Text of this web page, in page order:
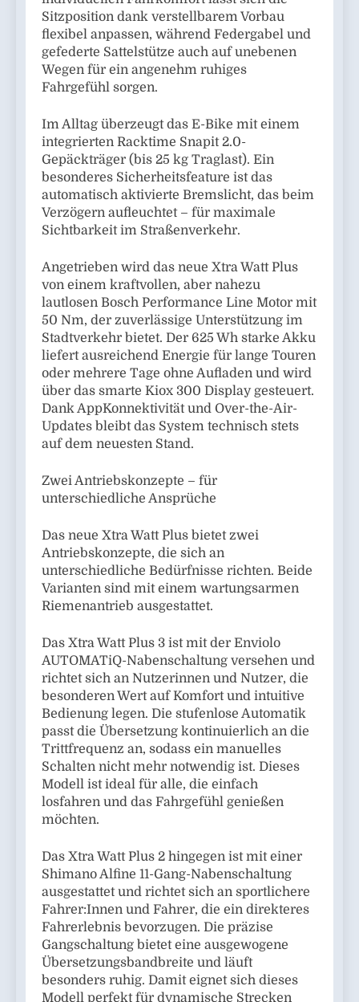
Sitzposition dank verstellbarem Vorbau
flexibel anpassen, während Federgabel und
gefederte Sattelstütze auch auf unebenen
Wegen für ein angenehm ruhiges
Fahrgefühl sorgen.
Im Alltag überzeugt das E-Bike mit einem
integrierten Racktime Snapit 2.0-
Gepäckträger (bis 25 kg Traglast). Ein
besonderes Sicherheitsfeature ist das
automatisch aktivierte Bremslicht, das beim
Verzögern aufleuchtet – für maximale
Sichtbarkeit im Straßenverkehr.
Angetrieben wird das neue Xtra Watt Plus
von einem kraftvollen, aber nahezu
lautlosen Bosch Performance Line Motor mit
50 Nm, der zuverlässige Unterstützung im
Stadtverkehr bietet. Der 625 Wh starke Akku
liefert ausreichend Energie für lange Touren
oder mehrere Tage ohne Aufladen und wird
über das smarte Kiox 300 Display gesteuert.
Dank AppKonnektivität und Over-the-Air-
Updates bleibt das System technisch stets
auf dem neuesten Stand.
Zwei Antriebskonzepte – für
unterschiedliche Ansprüche
Das neue Xtra Watt Plus bietet zwei
Antriebskonzepte, die sich an
unterschiedliche Bedürfnisse richten. Beide
Varianten sind mit einem wartungsarmen
Riemenantrieb ausgestattet.
Das Xtra Watt Plus 3 ist mit der Enviolo
AUTOMATiQ-Nabenschaltung versehen und
richtet sich an Nutzerinnen und Nutzer, die
besonderen Wert auf Komfort und intuitive
Bedienung legen. Die stufenlose Automatik
passt die Übersetzung kontinuierlich an die
Trittfrequenz an, sodass ein manuelles
Schalten nicht mehr notwendig ist. Dieses
Modell ist ideal für alle, die einfach
losfahren und das Fahrgefühl genießen
möchten.
Das Xtra Watt Plus 2 hingegen ist mit einer
Shimano Alfine 11-Gang-Nabenschaltung
ausgestattet und richtet sich an sportlichere
Fahrer:Innen und Fahrer, die ein direkteres
Fahrerlebnis bevorzugen. Die präzise
Gangschaltung bietet eine ausgewogene
Übersetzungsbandbreite und läuft
besonders ruhig. Damit eignet sich dieses
Modell perfekt für dynamische Strecken